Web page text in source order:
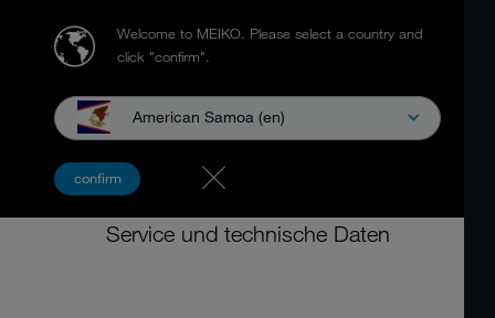
Welcome to MEIKO. Please select a country and
click "confirm".
American Samoa (en)
confirm
Utensilienspülmaschine
MEIKO M-iClean PF-S
Service und technische Daten